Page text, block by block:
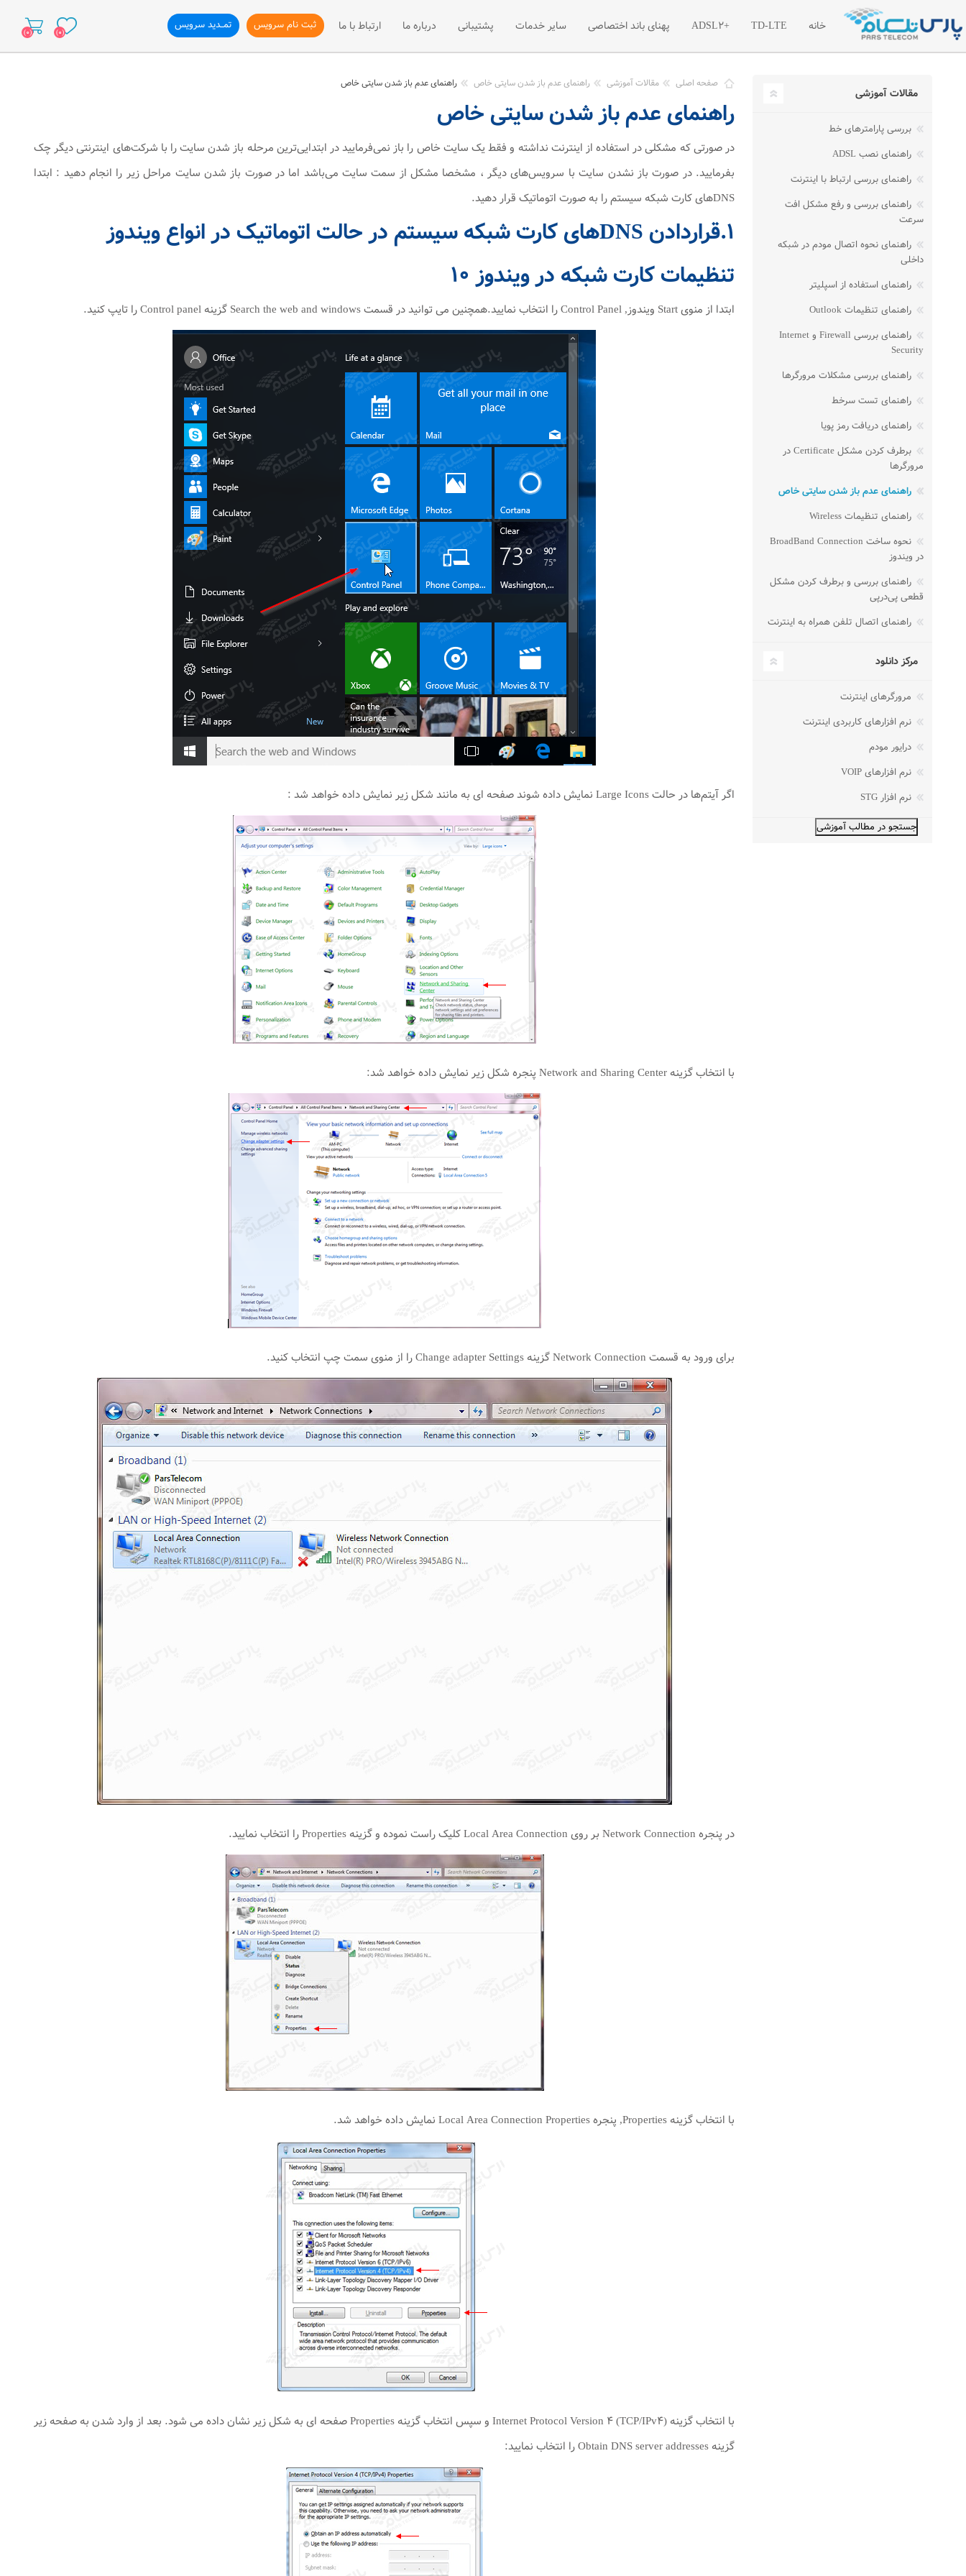
(0)
(0) خانه TD-LTE
معرفی اینترنت پرسرعت TD-LTE
تعرفه اینترنت پرسرعت TD-LTE
بسته های آغازین TD-LTE
+ADSL2
معرفی اینترنت پرسرعت +ADSL2
تعرفه اینترنت پر سرعت +ADSL2
ترافیک مازاد اینترنت +ADSL2
پهنای باند اختصاصی
معرفی پهنای باند اختصاصی
تعرفه پهنای باند اختصاصی
سایر خدمات
میزبانی سایت نصب و راه اندازی وب سایت
سرور مجازی
میزبانی سرور
پشتیبانی
مقالات آموزشی
مرکز دانلود
اخبار
درباره ما ارتباط با ما ثبت نام سرویس تمــدید سرویس
صفحه اصلی مقالات آموزشی راهنمای عدم باز شدن سایتی خاص راهنمای عدم باز شدن سایتی خاص
راهنمای عدم باز شدن سایتی خاص
در صورتی که مشکلی در استفاده از اینترنت نداشته و فقط یک سایت خاص را باز نمی‌فرمایید در ابتدایی‌ترین مرحله باز شدن سایت را با شرکت‌های اینترنتی دیگر چک
بفرمایید. در صورت باز نشدن سایت با سرویس‌های دیگر ، مشخصا مشکل از سمت سایت می‌باشد اما در صورت باز شدن سایت مراحل زیر را انجام دهید : ابتدا
DNS‌های کارت شبکه سیستم را به صورت اتوماتیک قرار دهید.
۱.قراردادن DNSهای کارت شبکه سیستم در حالت اتوماتیک در انواع ویندوز
تنظیمات کارت شبکه در ویندوز ۱۰
ابتدا از منوی Start ویندوز, Control Panel را انتخاب نمایید.همچنین می توانید در قسمت Search the web and windows گزینه Control panel را تایپ کنید.
اگر آیتم‌ها در حالت Large Icons نمایش داده شوند صفحه ای به مانند شکل زیر نمایش داده خواهد شد :
با انتخاب گزینه Network and Sharing Center پنجره شکل زیر نمایش داده خواهد شد:
برای ورود به قسمت Network Connection گزینه Change adapter Settings را از منوی سمت چپ انتخاب کنید.
در پنجره Network Connection بر روی Local Area Connection کلیک راست نموده و گزینه Properties را انتخاب نمایید.
با انتخاب گزینه Properties, پنجره Local Area Connection Properties نمایش داده خواهد شد.
با انتخاب گزینه (Internet Protocol Version 4 (TCP/IPv4 و سپس انتخاب گزینه Properties صفحه ای به شکل زیر نشان داده می شود. بعد از وارد شدن به صفحه زیر
گزینه Obtain DNS server addresses را انتخاب نمایید:
مقالات آموزشی
بررسی پارامترهای خط
راهنمای نصب ADSL
راهنمای بررسی ارتباط با اینترنت
راهنمای بررسی و رفع مشکل افت
سرعت
راهنمای نحوه اتصال مودم در شبکه
داخلی
راهنمای استفاده از اسپلیتر
راهنمای تنظیمات Outlook
راهنمای بررسی Firewall و Internet
Security
راهنمای بررسی مشکلات مرورگرها
راهنمای تست سرخط
راهنمای دریافت رمز پویا
برطرف کردن مشکل Certificate در
مرورگرها
راهنمای عدم باز شدن سایتی خاص
راهنمای تنظیمات Wireless
نحوه ساخت BroadBand Connection
در ویندوز
راهنمای بررسی و برطرف کردن مشکل
قطعی پی‌در‌پی
راهنمای اتصال تلفن همراه به اینترنت
مرکز دانلود
مرورگرهای اینترنت
نرم افزارهای کاربردی اینترنت
درایور مودم
نرم افزارهای VOIP
نرم افزار STG